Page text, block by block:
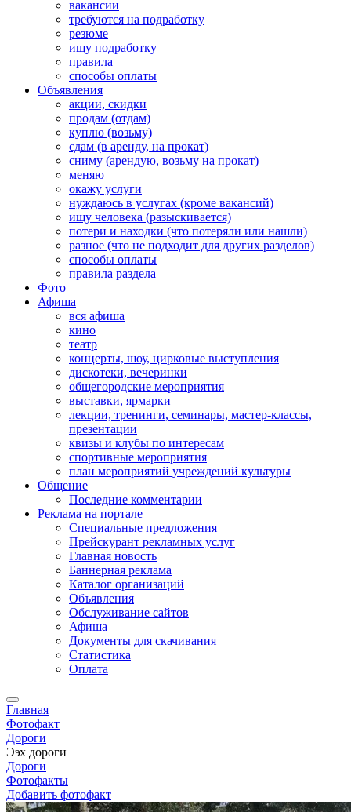
вакансии
требуются на подработку
резюме
ищу подработку
правила
способы оплаты
Объявления
акции, скидки
продам (отдам)
куплю (возьму)
сдам (в аренду, на прокат)
сниму (арендую, возьму на прокат)
меняю
окажу услуги
нуждаюсь в услугах (кроме вакансий)
ищу человека (разыскивается)
потери и находки (что потеряли или нашли)
разное (что не подходит для других разделов)
способы оплаты
правила раздела
Фото
Афиша
вся афиша
кино
театр
концерты, шоу, цирковые выступления
дискотеки, вечеринки
общегородские мероприятия
выставки, ярмарки
лекции, тренинги, семинары, мастер-классы,
презентации
квизы и клубы по интересам
спортивные мероприятия
план мероприятий учреждений культуры
Общение
Последние комментарии
Реклама на портале
Специальные предложения
Прейскурант рекламных услуг
Главная новость
Баннерная реклама
Каталог организаций
Объявления
Обслуживание сайтов
Афиша
Документы для скачивания
Статистика
Оплата
Главная
Фотофакт
Дороги
Ээх дороги
Дороги
Фотофакты
Добавить фотофакт